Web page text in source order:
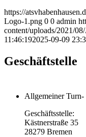
https://
Logo-1.png 0 0 admin
content/uploads/2021/
11:46:192025-09-09
Geschäftstelle
Allgemeiner Turn-
Geschäftsstelle:
Kästnerstraße 35
28279 Bremen